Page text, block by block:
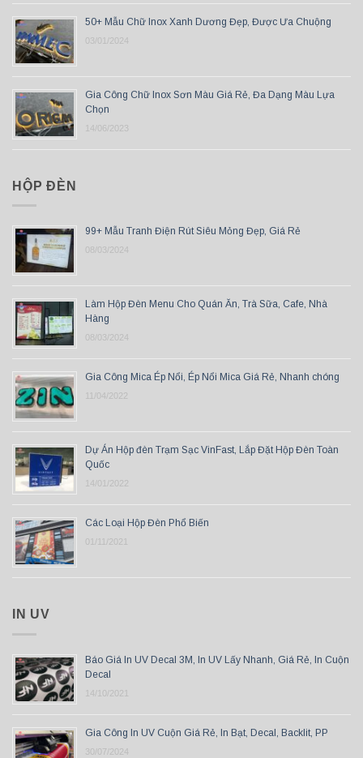
50+ Mẫu Chữ Inox Xanh Dương Đẹp, Được Ưa Chuộng
03/01/2024
Gia Công Chữ Inox Sơn Màu Giá Rẻ, Đa Dạng Màu Lựa
Chọn
14/06/2023
HỘP ĐÈN
99+ Mẫu Tranh Điện Rút Siêu Mỏng Đẹp, Giá Rẻ
08/03/2024
Làm Hộp Đèn Menu Cho Quán Ăn, Trà Sữa, Cafe, Nhà
Hàng
08/03/2024
Gia Công Mica Ép Nổi, Ép Nổi Mica Giá Rẻ, Nhanh chóng
11/04/2022
Dự Án Hộp đèn Trạm Sạc VinFast, Lắp Đặt Hộp Đèn Toàn
Quốc
14/01/2022
Các Loại Hộp Đèn Phổ Biến
01/11/2021
IN UV
Báo Giá In UV Decal 3M, In UV Lấy Nhanh, Giá Rẻ, In Cuộn
Decal
14/10/2021
Gia Công In UV Cuộn Giá Rẻ, In Bạt, Decal, Backlit, PP
30/07/2024